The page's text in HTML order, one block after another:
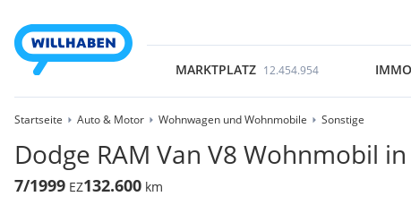
MARKTPLATZ 12.454.954
Startseite Auto & Motor Wohnwagen und Wohnmobile Sonstige
Dodge RAM Van V8 Wohnmobil
7/1999 EZ132.600 km